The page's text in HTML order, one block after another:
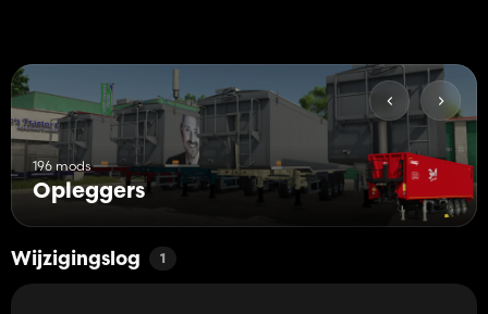
196 mods
Opleggers
Wijzigingslog 1